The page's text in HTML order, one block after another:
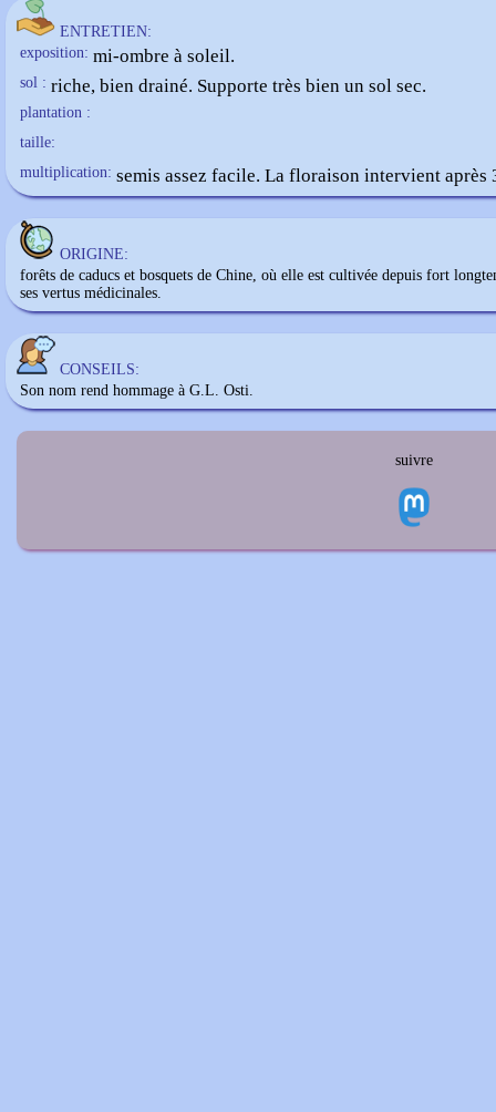
ENTRETIEN:
exposition: mi-ombre à soleil.
sol : riche, bien drainé. Supporte très bien un sol sec.
plantation :
taille:
multiplication: semis assez facile. La floraison intervient après
ORIGINE:
forêts de caducs et bosquets de Chine, où elle est cultivée depuis fort
ses vertus médicinales.
CONSEILS:
Son nom rend hommage à G.L. Osti.
suivre